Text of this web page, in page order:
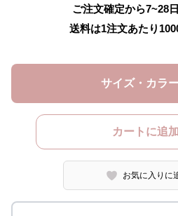
ご注文確定から7~28
送料は1注文あたり
サイズ・カラ
カートに追
お気に入りに